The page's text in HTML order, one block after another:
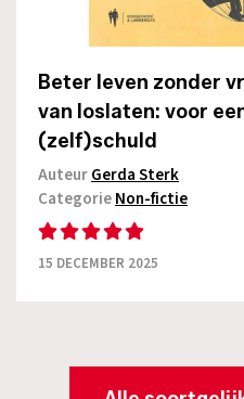
Beter leven zonder
van loslaten: voor
(zelf)schuld
AuteurGerda Sterk
CategorieNon-fictie
15 DECEMBER 2025